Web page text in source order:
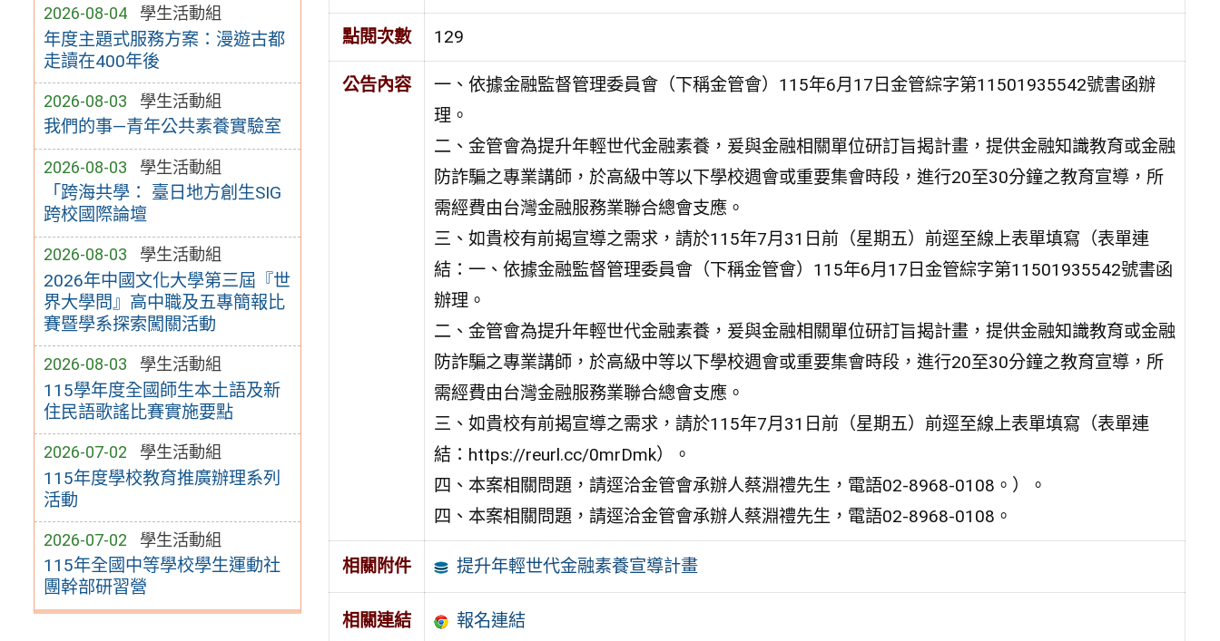
2026-08-04 學生活動組
年度主題式服務方案：漫遊古都
走讀在400年後
2026-08-03 學生活動組
我們的事—青年公共素養實驗室
2026-08-03 學生活動組
「跨海共學： 臺日地方創生SIG
跨校國際論壇
2026-08-03 學生活動組
2026年中國文化大學第三屆『世
界大學問』高中職及五專簡報比
賽暨學系探索闖關活動
2026-08-03 學生活動組
115學年度全國師生本土語及新
住民語歌謠比賽實施要點
2026-07-02 學生活動組
115年度學校教育推廣辦理系列
活動
2026-07-02 學生活動組
115年全國中等學校學生運動社
團幹部研習營
點閱次數 129
公告內容
一、依據金融監督管理委員會（下稱金管會）115年6月17日金管綜字第11501935542號書函辦
理。
二、金管會為提升年輕世代金融素養，爰與金融相關單位研訂旨揭計畫，提供金融知識教育或金融
防詐騙之專業講師，於高級中等以下學校週會或重要集會時段，進行20至30分鐘之教育宣導，所
需經費由台灣金融服務業聯合總會支應。
三、如貴校有前揭宣導之需求，請於115年7月31日前（星期五）前逕至線上表單填寫（表單連
結：一、依據金融監督管理委員會（下稱金管會）115年6月17日金管綜字第11501935542號書函
辦理。
二、金管會為提升年輕世代金融素養，爰與金融相關單位研訂旨揭計畫，提供金融知識教育或金融
防詐騙之專業講師，於高級中等以下學校週會或重要集會時段，進行20至30分鐘之教育宣導，所
需經費由台灣金融服務業聯合總會支應。
三、如貴校有前揭宣導之需求，請於115年7月31日前（星期五）前逕至線上表單填寫（表單連
結：https://reurl.cc/0mrDmk）。
四、本案相關問題，請逕洽金管會承辦人蔡淵禮先生，電語02-8968-0108。）。
四、本案相關問題，請逕洽金管會承辦人蔡淵禮先生，電語02-8968-0108。
相關附件 提升年輕世代金融素養宣導計畫
相關連結 報名連結